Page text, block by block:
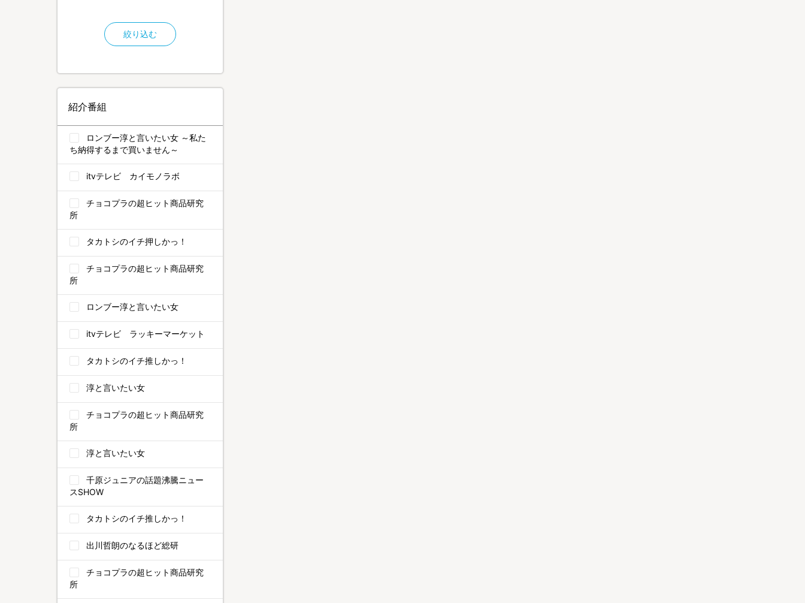
絞り込む
紹介番組
ロンブー淳と言いたい女 ～私た
ち納得するまで買いません～
itvテレビ カイモノラボ
チョコプラの超ヒット商品研究
所
タカトシのイチ押しかっ！
チョコプラの超ヒット商品研究
所
ロンブー淳と言いたい女
itvテレビ ラッキーマーケット
タカトシのイチ推しかっ！
淳と言いたい女
チョコプラの超ヒット商品研究
所
淳と言いたい女
千原ジュニアの話題沸騰ニュー
スSHOW
タカトシのイチ推しかっ！
出川哲朗のなるほど総研
チョコプラの超ヒット商品研究
所